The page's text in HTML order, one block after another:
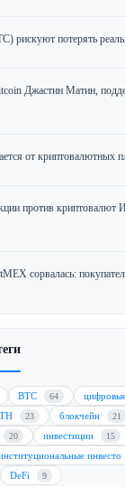
рискуют потерять
Джастин Матин,
от криптовалютных
против криптовалют
сорвалась:
BTC 64
23 блокчейн 21
20 инвестиции 15
инвесто
DeFi 9